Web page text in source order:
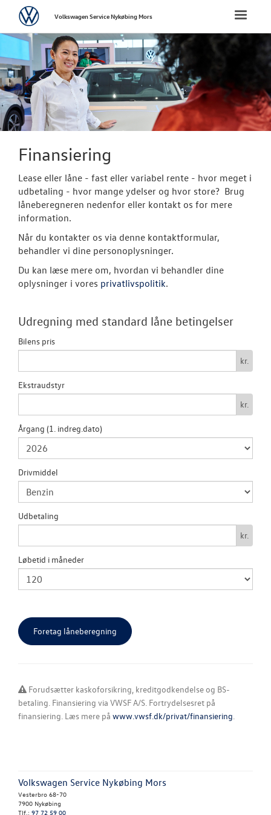
FORSIDE
BRUGTE BILER
TILBEHØR
VÆRKSTED
RESERVEDELE
Toggle
VolkswagenVolkswagen Service Nykøbing Mors
Finansiering
Lease eller låne - fast eller variabel rente - hvor meget i
udbetaling - hvor mange ydelser og hvor store? Brug
låneberegneren nedenfor eller kontakt os for mere
information.
Når du kontakter os via denne kontaktformular,
behandler vi dine personoplysninger.
Du kan læse mere om, hvordan vi behandler dine
oplysninger i vores privatlivspolitik.
Udregning med standard låne betingelser
Bilens pris
kr.
Ekstraudstyr
kr.
Årgang (1. indreg.dato)
Drivmiddel
Udbetaling
kr.
Løbetid i måneder
Forudsætter kaskoforsikring, kreditgodkendelse og BS-
betaling. Finansiering via VWSF A/S. Fortrydelsesret på
finansiering. Læs mere på www.vwsf.dk/privat/finansiering
Volkswagen Service Nykøbing Mors
Vesterbro 68-70
7900 Nykøbing
Tlf.: 97 72 59 00